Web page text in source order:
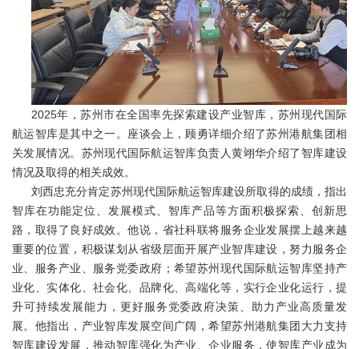
2025年，苏州市在全国率先探索建设产业智库，苏州现代国际
航运智库是其中之一。座谈会上，顾勇详细介绍了苏州港航集团相
关发展情况。苏州现代国际航运智库负责人黄翊华介绍了智库建设
情况及取得的相关成效。
刘西忠充分肯定苏州现代国际航运智库建设所取得的成绩，指出
智库在功能定位、发展模式、智库产品等方面积极探索、创新思
路，取得了良好成效。他说，省社科联将服务企业发展摆上越来越
重要的位置，积极谋划从省级层面开展产业智库建设，努力服务企
业、服务产业、服务党委政府；希望苏州现代国际航运智库坚持产
业化、实体化、社会化、品牌化、高端化等，实行企业化运行，提
升可持续发展能力，更好服务党委政府决策、助力产业高质量发
展。他指出，产业智库发展空间广阔，希望苏州港航集团大力支持
智库建设发展，推动智库强化为产业、企业服务，使智库产业成为